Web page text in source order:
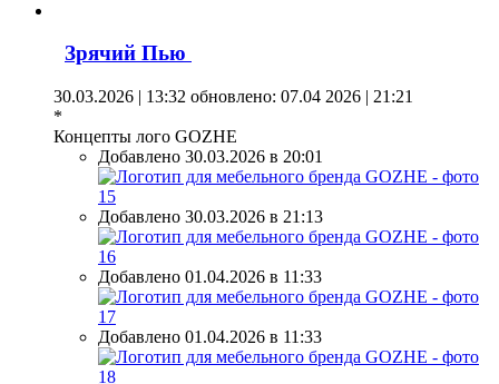
Зрячий Пью
30.03.2026 | 13:32 обновлено: 07.04 2026 | 21:21
*
Концепты лого GOZHE
Добавлено 30.03.2026 в 20:01
Добавлено 30.03.2026 в 21:13
Добавлено 01.04.2026 в 11:33
Добавлено 01.04.2026 в 11:33